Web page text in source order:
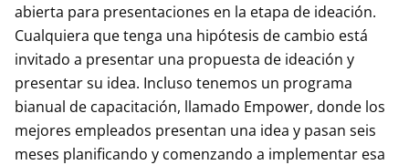
abierta para presentaciones en la etapa de ideación.
Cualquiera que tenga una hipótesis de cambio está
invitado a presentar una propuesta de ideación y
presentar su idea. Incluso tenemos un programa
bianual de capacitación, llamado Empower, donde los
mejores empleados presentan una idea y pasan seis
meses planificando y comenzando a implementar esa